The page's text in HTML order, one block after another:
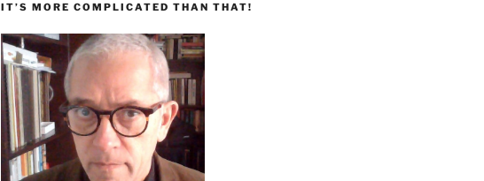
IT’S MORE COMPLICATED THAN THAT!